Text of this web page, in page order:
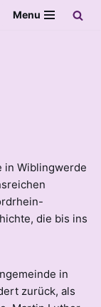
Menu
in Wiblingwerde
die bis ins
in
zurück, als